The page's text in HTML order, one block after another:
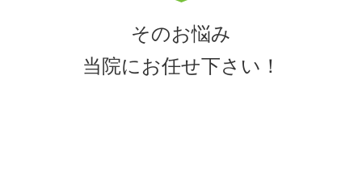
そのお悩み
当院にお任せ下さい！